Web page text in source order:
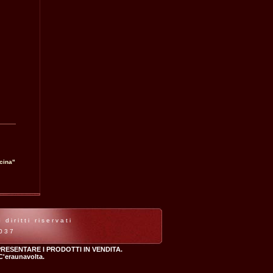
i diritti riservati
I PRODOTTI IN VENDITA.